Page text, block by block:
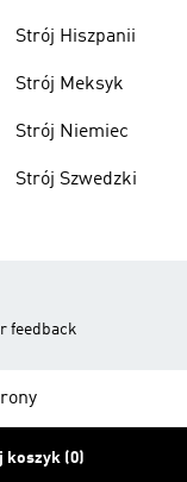
Strój Hiszpanii
Strój Meksyk
Strój Niemiec
Strój Szwedzki
feedback
koszyk (0)